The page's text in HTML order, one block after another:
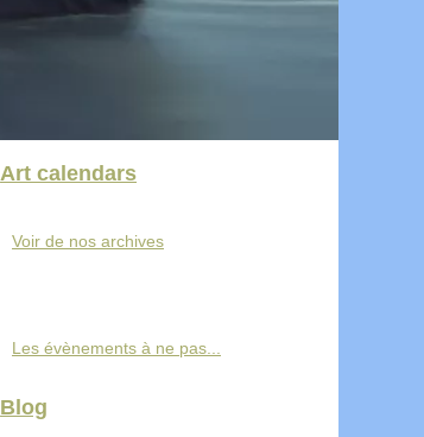
Art calendars
Voir de nos archives
Les évènements à ne pas...
Blog